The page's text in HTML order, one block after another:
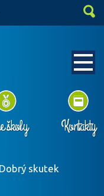
školy Kontakty
skutek